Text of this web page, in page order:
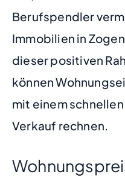
Berufspendler
Immobilien in
dieser positiven
können
mit einem
Verkauf rechnen.